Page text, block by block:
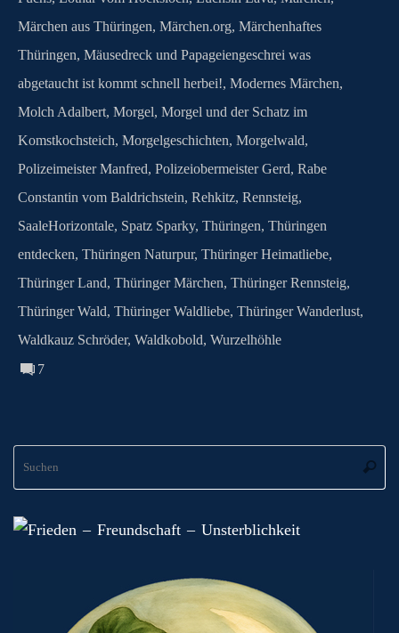
Märchen aus Thüringen, Märchen.org, Märchenhaftes
Thüringen, Mäusedreck und Papageiengeschrei was
abgetaucht ist kommt schnell herbei!, Modernes Märchen,
Molch Adalbert, Morgel, Morgel und der Schatz im
Komstkochsteich, Morgelgeschichten, Morgelwald,
Polizeimeister Manfred, Polizeiobermeister Gerd, Rabe
Constantin vom Baldrichstein, Rehkitz, Rennsteig,
SaaleHorizontale, Spatz Sparky, Thüringen, Thüringen
entdecken, Thüringen Naturpur, Thüringer Heimatliebe,
Thüringer Land, Thüringer Märchen, Thüringer Rennsteig,
Thüringer Wald, Thüringer Waldliebe, Thüringer Wanderlust,
Waldkauz Schröder, Waldkobold, Wurzelhöhle
7